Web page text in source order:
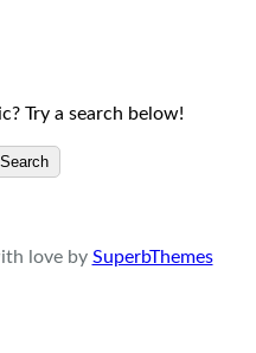
Try a search below!
Search
love by SuperbThemes